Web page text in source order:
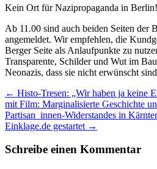
Kein Ort für Nazipropaganda in Berlin!
Ab 11.00 sind auch beiden Seiten der
angemeldet. Wir empfehlen, die
Berger Seite als Anlaufpunkte zu
Transparente, Schilder und Wut im
Neonazis, dass sie nicht erwünscht
Beitragsnavigation
← Histo-Tresen: „Wir haben ja keine
mit Film: Marginalisierte Geschichte
Partisan_innen-Widerstandes in
Einklage.de gestartet →
Schreibe einen Kommentar